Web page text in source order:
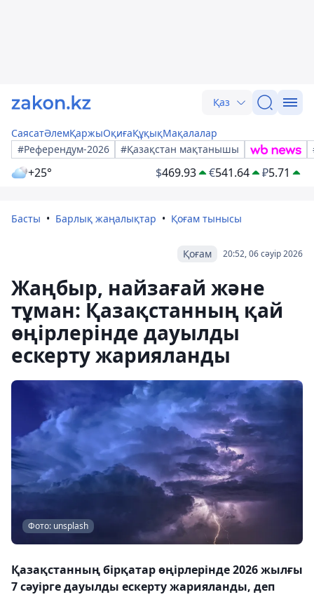
Қаз
СаясатӘлемҚаржыОқиғаҚұқықМақалалар
#Референдум-2026
#Қазақстан мақтанышы
+25° $469.93 €541.64 ₽5.71
Басты Барлық жаңалықтар Қоғам тынысы
20:52, 06 сәуір 2026
Қоғам
Жаңбыр, найзағай және
тұман: Қазақстанның қай
өңірлерінде дауылды
ескерту жарияланды
Фото: unsplash
Қазақстанның бірқатар өңірлерінде 2026 жылғы
7 сәуірге дауылды ескерту жарияланды, деп